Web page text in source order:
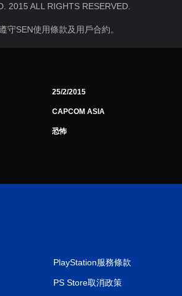
2015 ALL RIGHTS RESERVED.
守SEN使用條款及用戶合約。
25/2/2015
CAPCOM ASIA
恐怖
PlayStation服務條款
PS Store取消政策